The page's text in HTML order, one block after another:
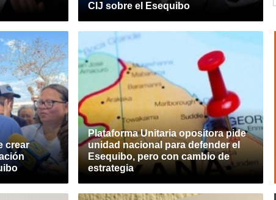
CIJ sobre el Esequibo
crear
Plataforma Unitaria opositora pide
unidad nacional para defender el
Esequibo, pero con cambio de
estrategia